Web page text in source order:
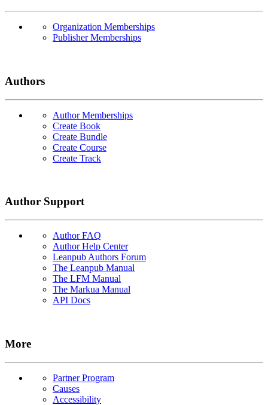
Organization Memberships
Publisher Memberships
Authors
Author Memberships
Create Book
Create Bundle
Create Course
Create Track
Author Support
Author FAQ
Author Help Center
Leanpub Authors Forum
The Leanpub Manual
The LFM Manual
The Markua Manual
API Docs
More
Partner Program
Causes
Accessibility